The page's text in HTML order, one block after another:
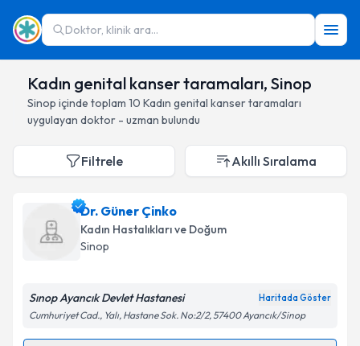
Doktor, klinik ara...
Kadın genital kanser taramaları, Sinop
Sinop içinde toplam 10 Kadın genital kanser taramaları
uygulayan doktor - uzman bulundu
Filtrele Akıllı Sıralama
Dr. Güner Çinko
Kadın Hastalıkları ve Doğum
Sinop
Sınop Ayancık Devlet Hastanesi Haritada Göster
Cumhuriyet Cad., Yalı, Hastane Sok. No:2/2, 57400 Ayancık/Sinop